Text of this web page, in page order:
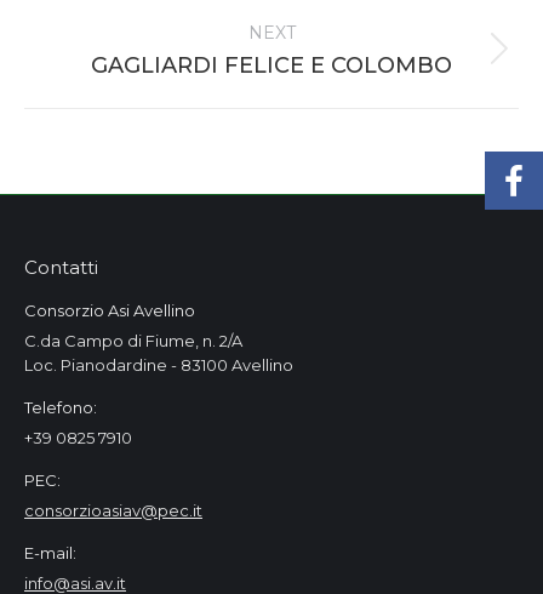
NEXT
Next
GAGLIARDI FELICE E COLOMBO
Contatti
Consorzio Asi Avellino
C.da Campo di Fiume, n. 2/A
Loc. Pianodardine - 83100 Avellino
Telefono:
+39 0825 7910
PEC:
consorzioasiav@pec.it
E-mail:
info@asi.av.it